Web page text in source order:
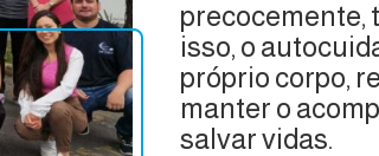
precocemente,
isso, o
próprio corpo,
manter o
salvar vidas.